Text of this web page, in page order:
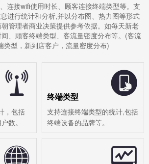
连接wifi使用时长、顾客连接终端类型等。支
进行统计和分析,并以分布图、热力图等形式
管理者商业决策提供参考依据。如每天新老
、顾客终端类型、客流量密度分布等。(客流
类型，新到店客户，流量密度分布)
，包括
数。
终端类型
支持连接终端类型的统计,包括
终端设备的品牌等。